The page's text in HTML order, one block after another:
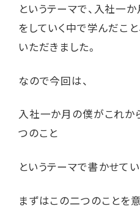
というテーマで、入社一
をしていく中で学んだこ
いただきました。
なので今回は、
入社一か月の僕がこれか
つのこと
というテーマで書かせて
まずはこの二つのことを